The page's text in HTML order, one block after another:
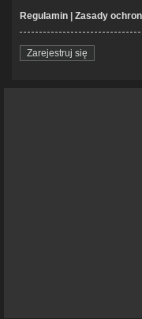
Regulamin | Zasady
Zarejestruj się